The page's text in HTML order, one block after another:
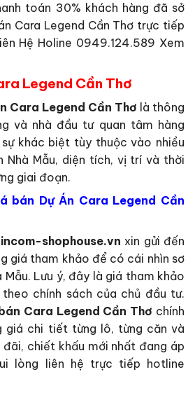
toán 30% khách hàng đã sở
Cara Legend Cần Thơ trực tiếp
Hệ Holine 0949.124.589 Xem
Legend Cần Thơ
Cara Legend Cần Thơ là thông
và nhà đầu tư quan tâm hàng
khác biệt tùy thuộc vào nhiều
Nhà Mẫu, diện tích, vị trí và thời
giai đoạn.
bán Dự Án Cara Legend Cần
shophouse.vn xin gửi đến
giá tham khảo để có cái nhìn sơ
Lưu ý, đây là giá tham khảo
chính sách của chủ đầu tư.
Cara Legend Cần Thơ chính
giá chi tiết từng lô, từng căn và
chiết khấu mới nhất đang áp
lòng liên hệ trực tiếp hotline